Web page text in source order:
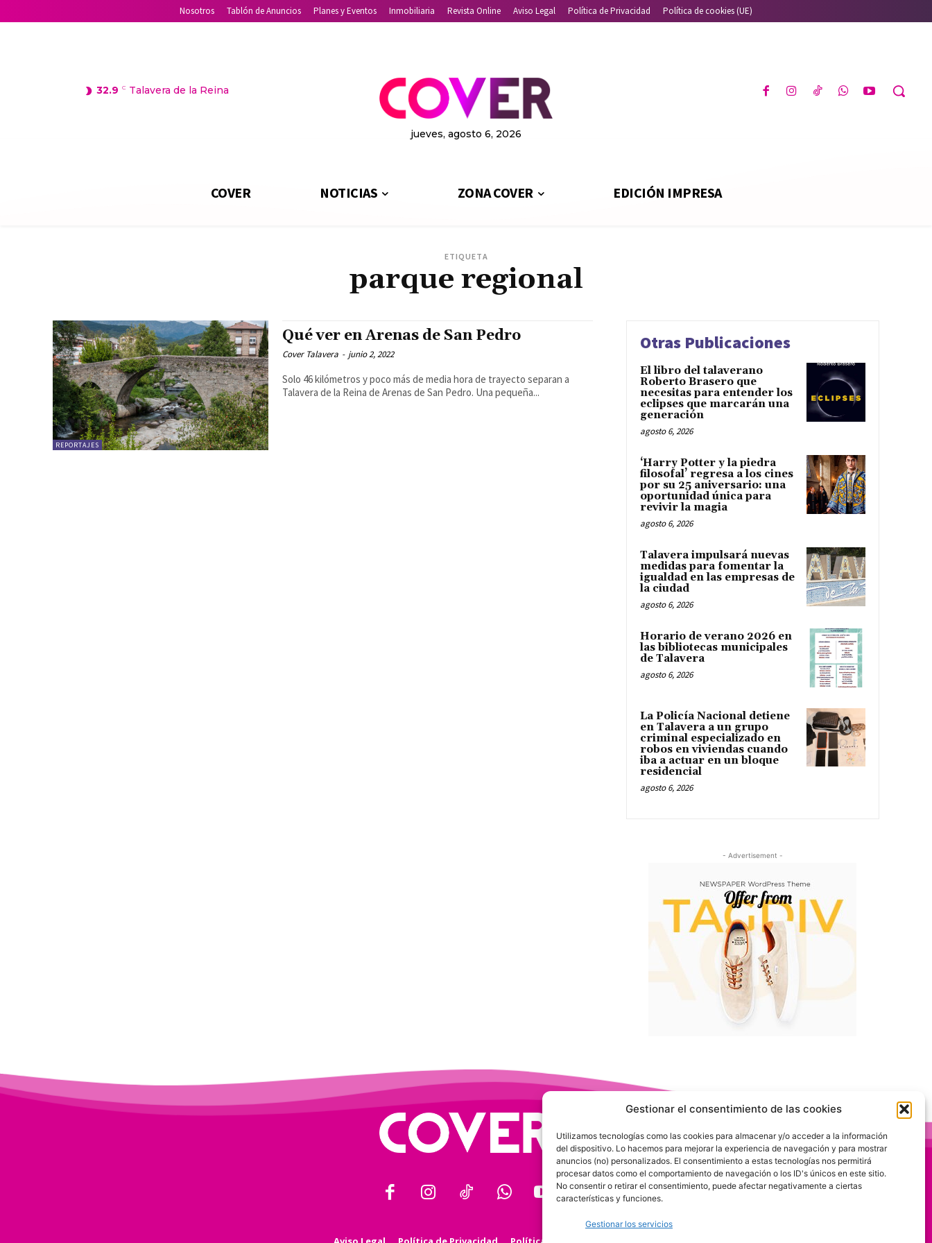
Gestionar el consentimiento de las cookies
Utilizamos tecnologías como las cookies para almacenar y/o acceder a la información
del dispositivo. Lo hacemos para mejorar la experiencia de navegación y para mostrar
anuncios (no) personalizados. El consentimiento a estas tecnologías nos permitirá
procesar datos como el comportamiento de navegación o los ID's únicos en este sitio.
No consentir o retirar el consentimiento, puede afectar negativamente a ciertas
características y funciones.
Gestionar los servicios
Nosotros Tablón de Anuncios Planes y Eventos Inmobiliaria Revista Online Aviso Legal Política de Privacidad Política de cookies (UE)
32.9 C Talavera de la Reina
jueves, agosto 6, 2026
COVER NOTICIAS ZONA COVER EDICIÓN IMPRESA
ETIQUETA
parque regional
REPORTAJES
Qué ver en Arenas de San Pedro
Cover Talavera - junio 2, 2022
Solo 46 kilómetros y poco más de media hora de trayecto separan a
Talavera de la Reina de Arenas de San Pedro. Una pequeña...
Otras Publicaciones
El libro del talaverano
Roberto Brasero que
necesitas para entender los
eclipses que marcarán una
generación
agosto 6, 2026
‘Harry Potter y la piedra
filosofal’ regresa a los cines
por su 25 aniversario: una
oportunidad única para
revivir la magia
agosto 6, 2026
Talavera impulsará nuevas
medidas para fomentar la
igualdad en las empresas de
la ciudad
agosto 6, 2026
Horario de verano 2026 en
las bibliotecas municipales
de Talavera
agosto 6, 2026
La Policía Nacional detiene
en Talavera a un grupo
criminal especializado en
robos en viviendas cuando
iba a actuar en un bloque
residencial
agosto 6, 2026
- Advertisement -